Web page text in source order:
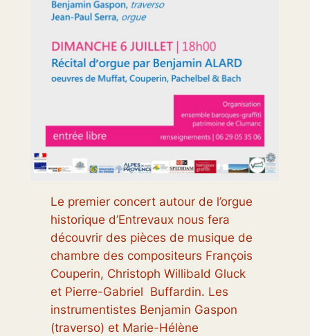
Le premier concert autour de l’orgue
historique d’Entrevaux nous fera
découvrir des pièces de musique de
chambre des compositeurs François
Couperin, Christoph Willibald Gluck
et Pierre-Gabriel Buffardin. Les
instrumentistes Benjamin Gaspon
(traverso) et Marie-Hélène